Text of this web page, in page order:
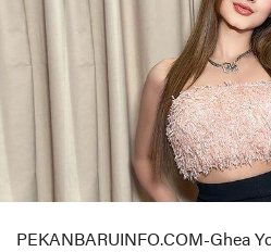
PEKANBARUINFO.COM-Ghea